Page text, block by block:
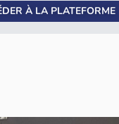
À LA PLATEFORME